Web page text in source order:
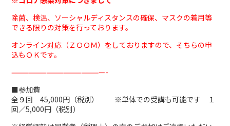
除菌、検温、ソーシャルディスタンスの確保、マスクの着用等
できる限りの対策を行っております。
オンライン対応（ＺＯＯＭ）をしておりますので、そちらの申
込もＯＫです。
————————————————-
■参加費
全９回 45,000円（税別） ※単体での受講も可能です １
回／5,000円（税別）